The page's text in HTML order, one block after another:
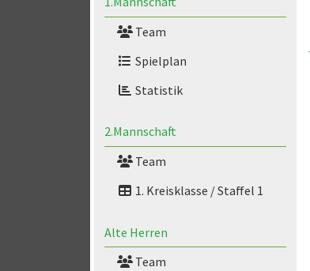
Team
Spielplan
Statistik
2.Mannschaft
Team
1. Kreisklasse / Staffel 1
Alte Herren
Team